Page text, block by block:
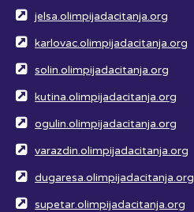
jelsa.olimpijadacitanja.org
karlovac.olimpijadacitanja.org
solin.olimpijadacitanja.org
kutina.olimpijadacitanja.org
ogulin.olimpijadacitanja.org
varazdin.olimpijadacitanja.org
dugaresa.olimpijadacitanja.org
supetar.olimpijadacitanja.org